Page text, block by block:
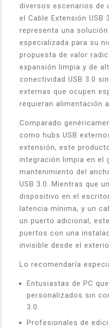
diversos escenarios de
el Cable Extensión USB
representa una
especializada para su
propuesta de valor
expansión limpia y de
conectividad USB 3.0
externas que ocupen
requieran alimentación
Comparado
como hubs USB
extensión, este
integración limpia en el
mantenimiento del
USB 3.0. Mientras que
dispositivo en el
latencia mínima, y un
un puerto adicional,
puertos con una
invisible desde el
Lo recomendaría
Entusiastas de PC
personalizados sin
3.0
Profesionales de